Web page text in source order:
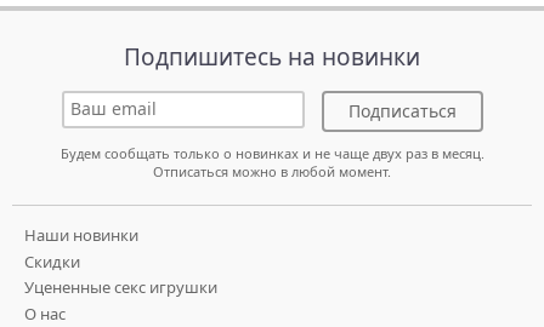
Подпишитесь на новинки
Подписаться
Будем сообщать только о новинках и не чаще двух раз в месяц.
Отписаться можно в любой момент.
Наши новинки
Скидки
Уцененные секс игрушки
О нас